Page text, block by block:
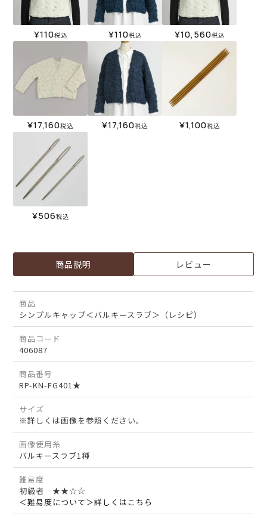
¥110税込 ¥110税込 ¥10,560税込
¥17,160税込 ¥17,160税込 ¥1,100税込
¥506税込
商品説明 レビュー
商品
シンプルキャップ＜バルキースラブ＞（レシピ）
商品コード
406087
商品番号
RP-KN-FG401★
サイズ
※詳しくは画像を参照ください。
画像使用糸
バルキースラブ1種
難易度
初級者 ★★☆☆
＜難易度について＞詳しくはこちら